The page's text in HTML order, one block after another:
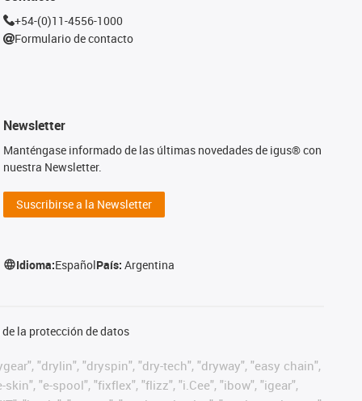
+54-(0)11-4556-1000
Formulario de contacto
Newsletter
Manténgase informado de las últimas novedades de igus® con
nuestra Newsletter.
Suscribirse a la Newsletter
Idioma:EspañolPaís:Argentina
la protección de datos
"drylin", "dryspin", "dry-tech", "dryway", "easy chain",
"e-spool", "fixflex", "flizz", "i.Cee", "ibow", "igear",